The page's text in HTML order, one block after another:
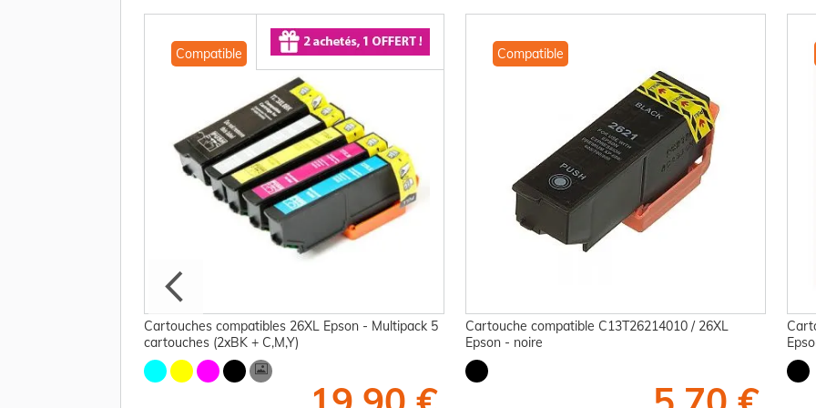
Compatible
Cartouches compatibles 26XL Epson - Multipack 5
cartouches (2xBK + C,M,Y)
Compatible
Cartouche compatible C13T26214010 / 26XL
Epson - noire